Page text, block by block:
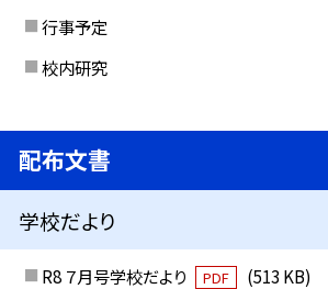
行事予定
校内研究
配布文書
学校だより
R8 ７月号学校だより PDF
(513 KB)